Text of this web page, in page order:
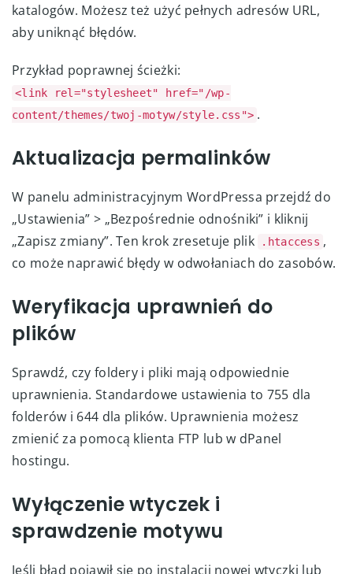
katalogów. Możesz też użyć pełnych adresów URL,
aby uniknąć błędów.
Przykład poprawnej ścieżki:
<link rel="stylesheet" href="/wp-
content/themes/twoj-motyw/style.css"> .
Aktualizacja permalinków
W panelu administracyjnym WordPressa przejdź do
„Ustawienia” > „Bezpośrednie odnośniki” i kliknij
„Zapisz zmiany”. Ten krok zresetuje plik
.htaccess ,
co może naprawić błędy w odwołaniach do zasobów.
Weryfikacja uprawnień do
plików
Sprawdź, czy foldery i pliki mają odpowiednie
uprawnienia. Standardowe ustawienia to 755 dla
folderów i 644 dla plików. Uprawnienia możesz
zmienić za pomocą klienta FTP lub w dPanel
hostingu.
Wyłączenie wtyczek i
sprawdzenie motywu
Jeśli błąd pojawił się po instalacji nowej wtyczki lub